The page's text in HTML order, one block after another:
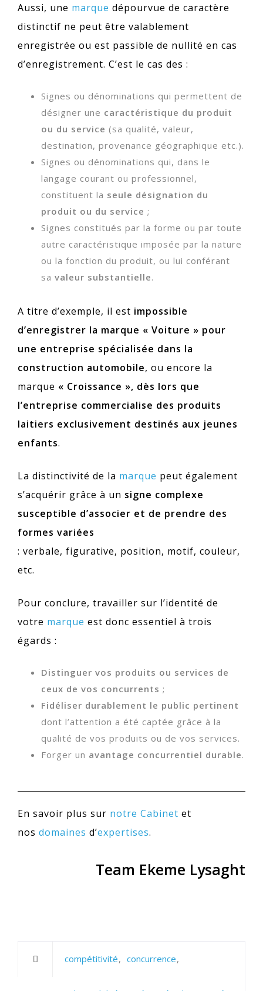
Aussi, une marque dépourvue de caractère
distinctif ne peut être valablement
enregistrée ou est passible de nullité en cas
d’enregistrement. C’est le cas des :
Signes ou dénominations qui permettent de
désigner une caractéristique du produit
ou du service (sa qualité, valeur,
destination, provenance géographique etc.).
Signes ou dénominations qui, dans le
langage courant ou professionnel,
constituent la seule désignation du
produit ou du service ;
Signes constitués par la forme ou par toute
autre caractéristique imposée par la nature
ou la fonction du produit, ou lui conférant
sa valeur substantielle.
A titre d’exemple, il est impossible
d’enregistrer la marque « Voiture » pour
une entreprise spécialisée dans la
construction automobile, ou encore la
marque « Croissance », dès lors que
l’entreprise commercialise des produits
laitiers exclusivement destinés aux jeunes
enfants.
La distinctivité de la marque peut également
s’acquérir grâce à un signe complexe
susceptible d’associer et de prendre des
formes variées
: verbale, figurative, position, motif, couleur,
etc.
Pour conclure, travailler sur l’identité de
votre marque est donc essentiel à trois
égards :
Distinguer vos produits ou services de
ceux de vos concurrents ;
Fidéliser durablement le public pertinent
dont l’attention a été captée grâce à la
qualité de vos produits ou de vos services.
Forger un avantage concurrentiel durable.
En savoir plus sur notre Cabinet et
nos domaines d’expertises.
Team Ekeme Lysaght
compétitivité concurrence